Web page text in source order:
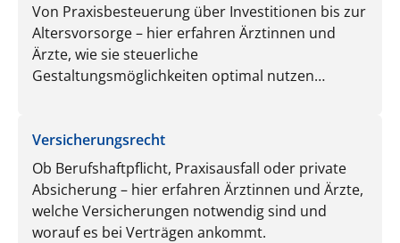
Von Praxisbesteuerung über Investitionen bis zur
Altersvorsorge – hier erfahren Ärztinnen und
Ärzte, wie sie steuerliche
Gestaltungsmöglichkeiten optimal nutzen
Versicherungsrecht
Ob Berufshaftpflicht, Praxisausfall oder private
Absicherung – hier erfahren Ärztinnen und Ärzte,
welche Versicherungen notwendig sind und
worauf es bei Verträgen ankommt.